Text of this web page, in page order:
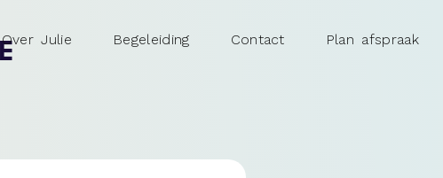
Over Julie Begeleiding Contact Plan afspraak